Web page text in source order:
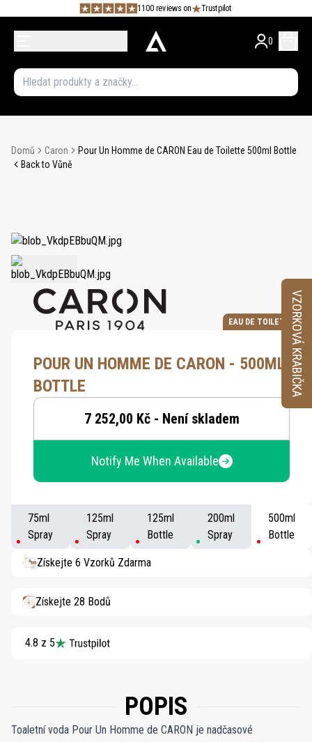
1100 reviews on Trustpilot
0
Domů Caron
Pour Un Homme de CARON Eau de Toilette 500ml Bottle
Back to Vůně
EAU DE TOILETTE
POUR UN HOMME DE CARON - 500ML
BOTTLE
7 252,00 Kč - Není skladem
Notify Me When Available
75ml
Spray
125ml
Spray
125ml
Bottle
200ml
Spray
500ml
Bottle
Získejte 6 Vzorků Zdarma
Získejte 28 Bodů
4.8 z 5
POPIS
Toaletní voda Pour Un Homme de CARON je nadčasové
VZORKOVÁ KRABIČKA